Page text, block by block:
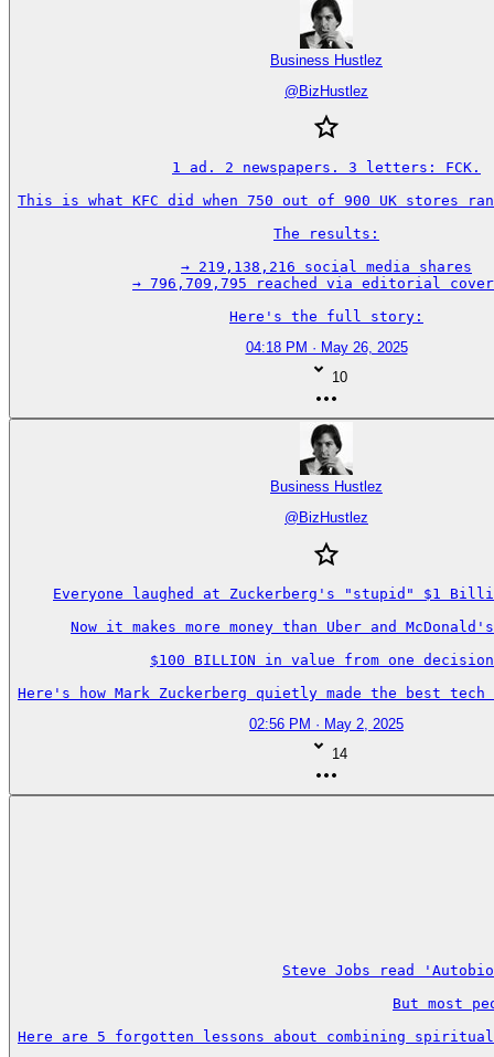
Business Hustlez
@ BizHustlez
1 ad. 2 newspapers. 3 letters: FCK.
This is what KFC did when 750 out of 900 UK stores
The results:
→ 219,138,216 social media shares
→ 796,709,795 reached via editorial
Here's the full story:
04:18 PM · May 26, 2025
10
Business Hustlez
@ BizHustlez
Everyone laughed at Zuckerberg's "stupid" $1
Now it makes more money than Uber and
$100 BILLION in value from one
Here's how Mark Zuckerberg quietly made the best
02:56 PM · May 2, 2025
14
Steve Jobs read
But most
Here are 5 forgotten lessons about combining